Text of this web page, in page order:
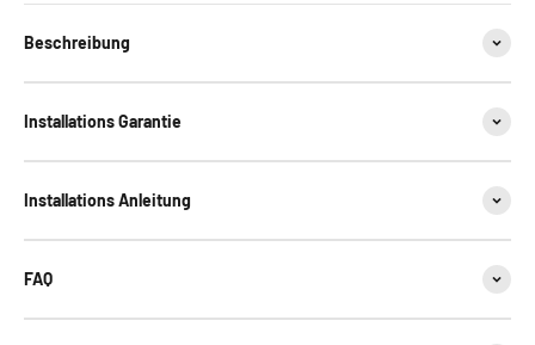
Beschreibung
Installations Garantie
Installations Anleitung
FAQ